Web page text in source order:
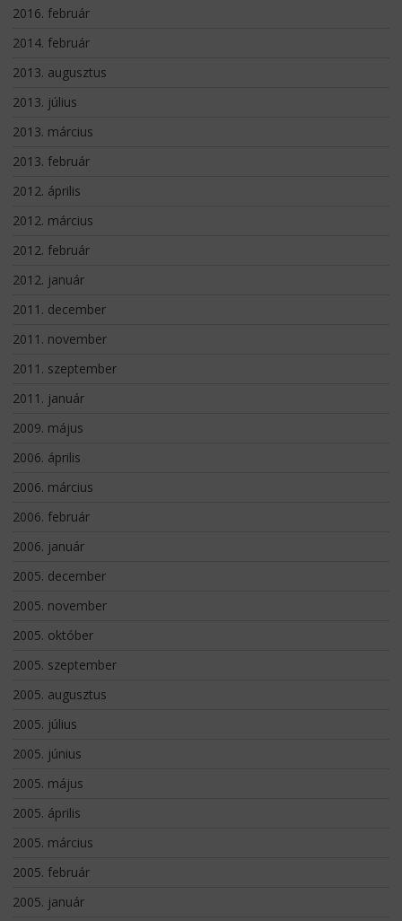
2016. február
2014. február
2013. augusztus
2013. július
2013. március
2013. február
2012. április
2012. március
2012. február
2012. január
2011. december
2011. november
2011. szeptember
2011. január
2009. május
2006. április
2006. március
2006. február
2006. január
2005. december
2005. november
2005. október
2005. szeptember
2005. augusztus
2005. július
2005. június
2005. május
2005. április
2005. március
2005. február
2005. január